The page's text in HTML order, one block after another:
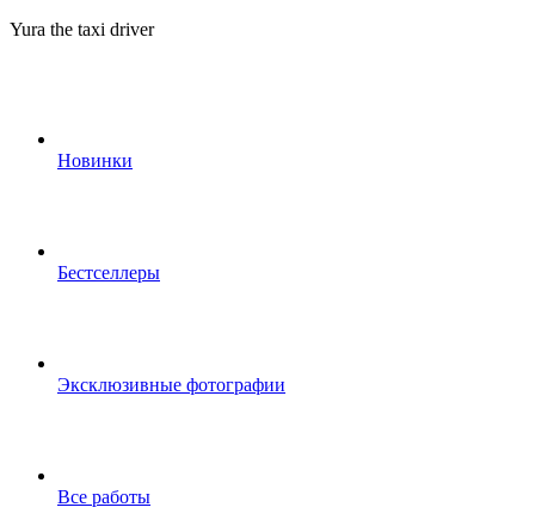
Yura the taxi driver
Новинки
Бестселлеры
Эксклюзивные фотографии
Все работы